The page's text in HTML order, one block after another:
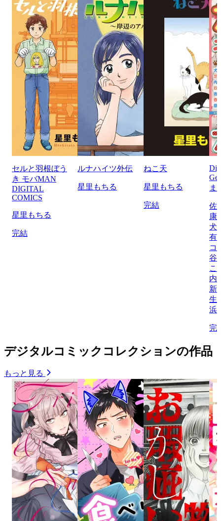
セルと羽根ぼう
き モバMAN
DIGITAL
COMICS
星里もちる
完結
ルナハイツ外伝
星里もちる
ねこ天
星里もちる
完結
ま
佐
康
犬
有
コ
谷
こ
内
新
生/
浜
完
デジタルコミックコレクションの作品
もっと見る